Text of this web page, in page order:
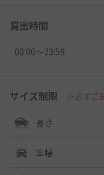
貸出時間
00:00〜23:59
サイズ制限 ※必ずご
長さ
車幅